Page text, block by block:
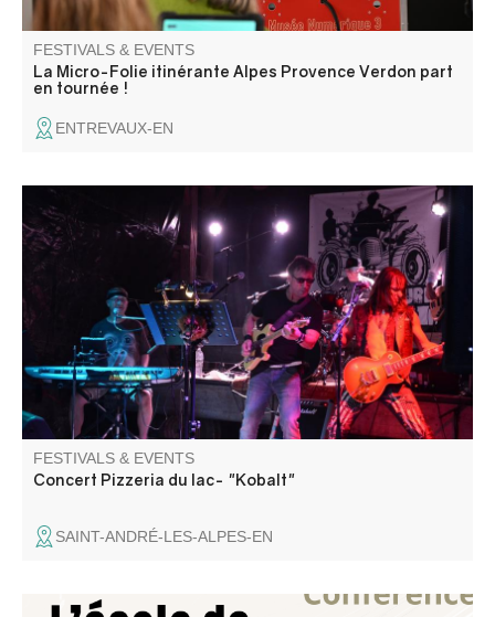
FESTIVALS & EVENTS
La Micro-Folie itinérante Alpes Provence Verdon part
en tournée !
ENTREVAUX-EN
Tribute Noir Désir. Barbecue géant, pizzas au feu de bois,
tout ce qu'il faut pour passer une excellente soirée.
FESTIVALS & EVENTS
Concert Pizzeria du lac- "Kobalt"
SAINT-ANDRÉ-LES-ALPES-EN